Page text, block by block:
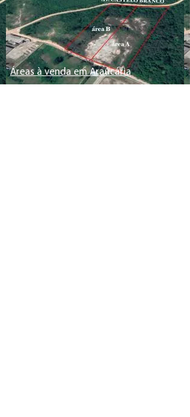
Áreas à venda em Araucária